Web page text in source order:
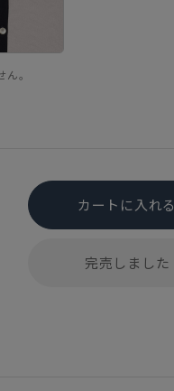
。
カートに入れる
完売しました